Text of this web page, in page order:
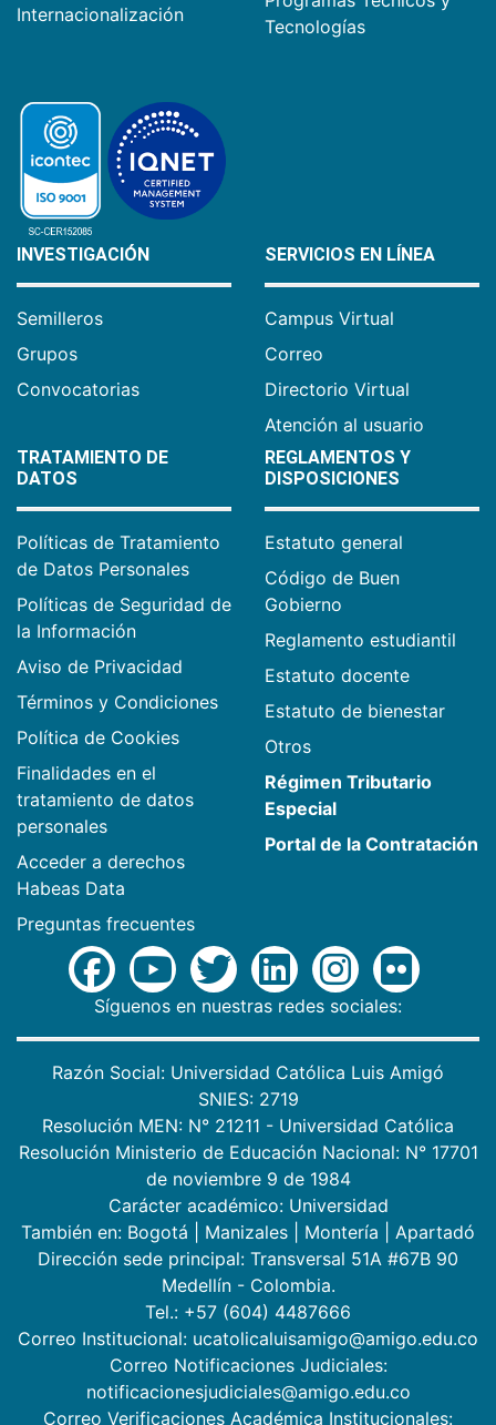
Internacionalización
Tecnologías
INVESTIGACIÓN
Semilleros
Grupos
Convocatorias
SERVICIOS EN LÍNEA
Campus Virtual
Correo
Directorio Virtual
Atención al usuario
TRATAMIENTO DE
DATOS
Políticas de Tratamiento
de Datos Personales
Políticas de Seguridad de
la Información
Aviso de Privacidad
Términos y Condiciones
Política de Cookies
Finalidades en el
tratamiento de datos
personales
Acceder a derechos
Habeas Data
Preguntas frecuentes
REGLAMENTOS Y
DISPOSICIONES
Estatuto general
Código de Buen
Gobierno
Reglamento estudiantil
Estatuto docente
Estatuto de bienestar
Otros
Régimen Tributario
Especial
Portal de la Contratación
Síguenos en nuestras redes sociales:
Razón Social: Universidad Católica Luis Amigó
SNIES: 2719
Resolución MEN: N° 21211 - Universidad Católica
Resolución Ministerio de Educación Nacional: N° 17701
de noviembre 9 de 1984
Carácter académico: Universidad
También en: Bogotá Manizales Montería
Apartadó
Dirección sede principal: Transversal 51A #67B 90
Medellín - Colombia.
Tel.: +57 (604) 4487666
Correo Institucional: ucatolicaluisamigo@amigo.edu.co
Correo Notificaciones Judiciales:
notificacionesjudiciales@amigo.edu.co
Correo Verificaciones Académica Institucionales: